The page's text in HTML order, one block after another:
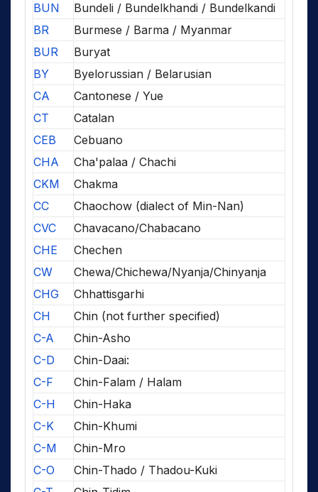
BUN
Bundeli / Bundelkhandi / Bundelkandi
BR
Burmese / Barma / Myanmar
BUR
Buryat
BY
Byelorussian / Belarusian
CA
Cantonese / Yue
CT
Catalan
CEB
Cebuano
CHA
Cha'palaa / Chachi
CKM
Chakma
CC
Chaochow (dialect of Min-Nan)
CVC
Chavacano/Chabacano
CHE
Chechen
CW
Chewa/Chichewa/Nyanja/Chinyanja
CHG
Chhattisgarhi
CH
Chin (not further specified)
C-A
Chin-Asho
C-D
Chin-Daai:
C-F
Chin-Falam / Halam
C-H
Chin-Haka
C-K
Chin-Khumi
C-M
Chin-Mro
C-O
Chin-Thado / Thadou-Kuki